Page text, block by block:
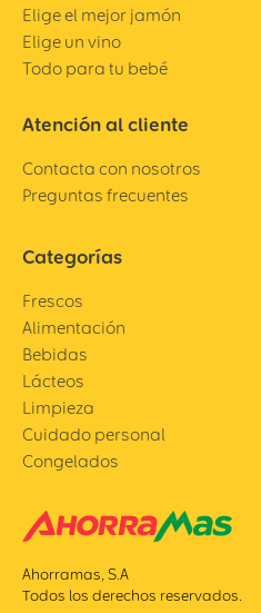
Elige el mejor jamón
Elige un vino
Todo para tu bebé
Atención al cliente
Contacta con nosotros
Preguntas frecuentes
Categorías
Frescos
Alimentación
Bebidas
Lácteos
Limpieza
Cuidado personal
Congelados
Ahorramas, S.A
Todos los derechos reservados.